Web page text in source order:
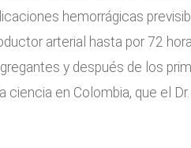
hemorrágicas
arterial hasta por 72
y después de los
en Colombia, que el